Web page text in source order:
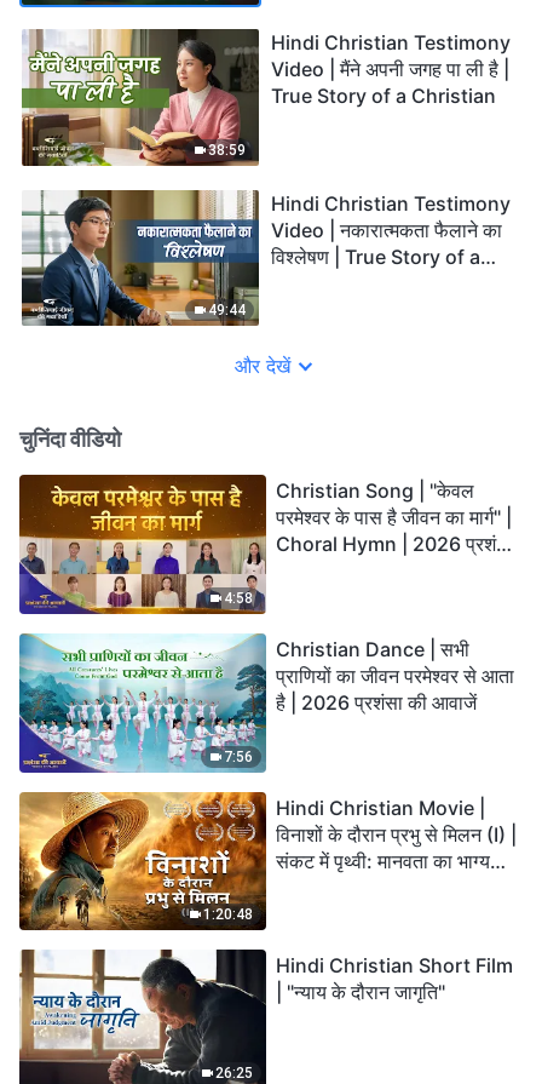
38:59
Hindi Christian Testimony
Video | मैंने अपनी जगह पा ली है |
True Story of a Christian
49:44
Hindi Christian Testimony
Video | नकारात्मकता फैलाने का
विश्लेषण | True Story of a
और देखें
चुनिंदा वीडियो
4:58
Christian Song | "केवल
परमेश्वर के पास है जीवन का मार्ग" |
Choral Hymn | 2026 प्रशंसा
7:56
Christian Dance | सभी
प्राणियों का जीवन परमेश्वर से आता
है | 2026 प्रशंसा की आवाजें
1:20:48
Hindi Christian Movie |
विनाशों के दौरान प्रभु से मिलन (I) |
संकट में पृथ्वी: मानवता का भाग्य
26:25
Hindi Christian Short Film
| "न्याय के दौरान जागृति"